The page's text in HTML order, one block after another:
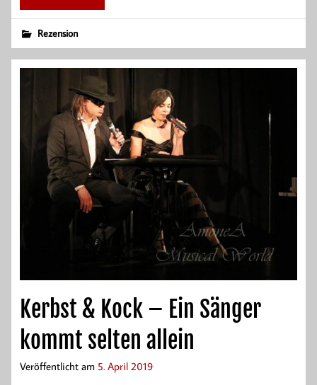
Rezension
Kerbst & Kock – Ein Sänger
kommt selten allein
Veröffentlicht am 5. April 2019